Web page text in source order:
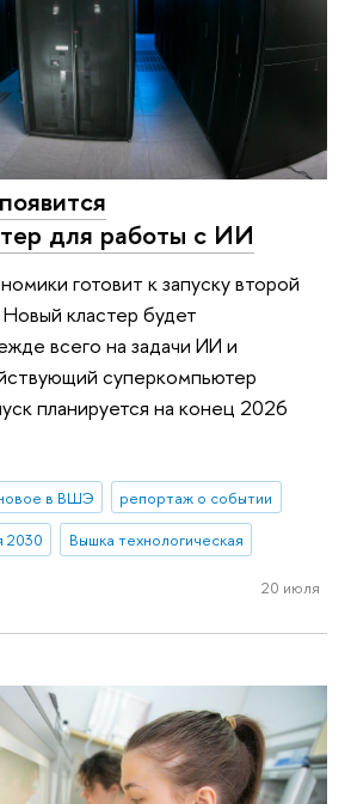
для работы с ИИ
готовит к запуску второй
кластер будет
всего на задачи ИИ и
суперкомпьютер
планируется на конец 2026
в ВШЭ
репортаж о событии
2030
Вышка технологическая
20 июля